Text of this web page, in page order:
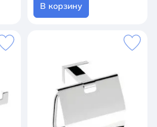
В корзину